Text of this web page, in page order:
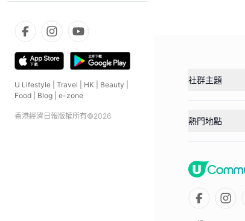
U Lifestyle Travel HK Beauty
Food
Blog e-zone
香港經濟日報版權所有©2026
社群主題
熱門地點